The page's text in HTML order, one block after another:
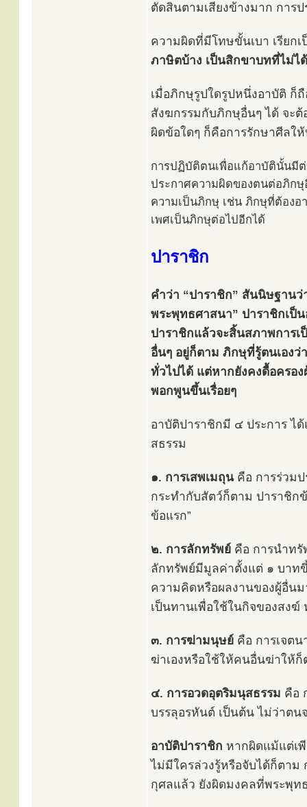
ตัดสินตามเสียงข้างมาก การ
ความผิดที่มีโทษขั้นเบา เรียก
ภาษิตบ้าง เป็นสิกขาบทที่ไม่ไ
เมื่อภิกษุรูปใดรูปหนึ่งอาบัติ ก็
สังฆกรรมกับภิกษุอื่นๆ ได้ จะ
ผิดข้อใดๆ ก็คือการรักษาศีลใ
การปฏิบัติตนเพื่อแก้อาบัตินั้นมี
ประกาศความผิดของตนต่อภิกษุ
ความเป็นภิกษุ เช่น ภิกษุที่ต้องอ
เพศเป็นภิกษุต่อไปอีกได้
ปาราชิก
คำว่า “ปาราชิก” สันนิษฐาน
พระพุทธศาสนา” ปาราชิกเป็
ปาราชิกแล้วจะสิ้นสภาพการ
อื่นๆ อยู่ก็ตาม ภิกษุที่รู้ตนเอง
ทั่วไปได้ แต่หากยังคงดื้อครอ
พอกพูนขึ้นเรื่อยๆ
อาบัติปาราชิกมี ๔ ประการ ไ
สธรรม
๑. การเสพเมถุนคือ การร่วมป
กระทำกับสัตว์ก็ตาม ปาราชิก
ข้อแรก”
๒. การลักทรัพย์ คือ การนำทรั
ลักทรัพย์มีมูลค่าตั้งแต่ ๑ บาท
ความคิดหรือผลงานของผู้อื่นม
เป็นทานเพื่อใช้ในกิจของสง
๓. การฆ่ามนุษย์ คือ การเจต
ฆ่าเองหรือใช้ให้คนอื่นฆ่าให้
๔. การอวดอุตริมนุสธรรม คือ
บรรลุอรหันต์ เป็นต้น ไม่ว่าตน
อาบัติปาราชิก หากผิดแม้แต่เ
ไม่มีใครล่วงรู้หรือจับได้ก็ตา
กุศลแล้ว ยังผิดมงคลที่พระพุท